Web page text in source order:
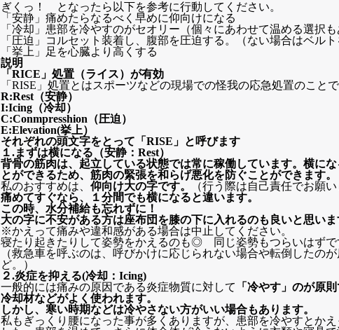
ぎくっ！ となったら以下を参考に行動してください。
「安静」痛めたらなるべく早めに仰向けになる
「冷却」患部を冷やすのがセオリー（個々にあわせて温める選択も
「圧迫」コルセット装着し、腹部を圧迫する。（ない場合はベル
「挙上」足を心臓より高くする
説明
「RICE」処置（ライス）が有効
「RISE」処置とはスポーツなどの現場での怪我の応急処置のこと
R:Rest（安静）
I:Icing（冷却）
C:Conmpresshion（圧迫）
E:Elevation(挙上）
それぞれの頭文字をとって「RISE」と呼びます
１.まずは横になる（安静：Rest）
背骨の筋肉は、起立している状態では常に稼働しています。横に
とができるため、筋肉の緊張を和らげ悪化を防ぐことができます。
私のおすすめは、 仰向け大の字です。
（行う際は自己責任でお願い
痛めてすぐなら、１分間でも横になると違います。
この時、水分補給も忘れずに！
大の字に不安がある方は座布団を膝の下に入れるのも良いと思いま
※かえって痛みや違和感がある場合は中止してください。
寝たり起きたりして姿勢をかえるのも◎ 同じ姿勢もつらいはずで
（救急車を呼ぶのは、呼びかけに応じられない場合や転倒したの
ど。）
２.炎症を抑える(冷却：Icing)
一般的には痛みの原因である炎症物質に対して
「冷やす」のが原則
冷却材などがよく使われます。
しかし、寒い時期などは冷やさない方がいい場合もあります。
私もぎっくり腰になった事が多くありますが、患部を冷やすとか